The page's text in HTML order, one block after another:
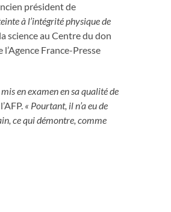
président de
à l’intégrité physique de
science au Centre du don
France-Presse
en examen en sa qualité de
« Pourtant, il n’a eu de
ce qui démontre, comme